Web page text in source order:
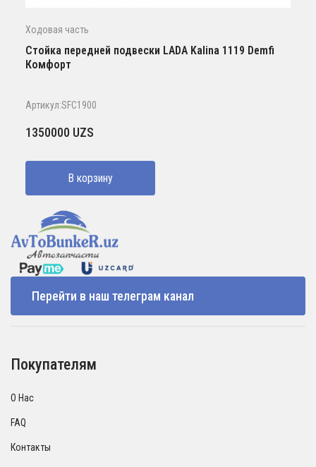
Ходовая часть
Стойка передней подвески LADA Kalina 1119 Demfi
Комфорт
Артикул:SFC1900
1350000 UZS
В корзину
Перейти в наш телеграм канал
Покупателям
О Нас
FAQ
Контакты